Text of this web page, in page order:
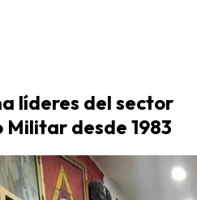
líderes del sector
Militar desde 1983